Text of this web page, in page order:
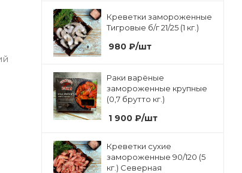
Креветки замороженные
Тигровые б/г 21/25 (1 кг.)
980 ₽/шт
Раки варёные
замороженные крупные
(0,7 брутто кг.)
1 900 ₽/шт
Креветки сухие
замороженные 90/120 (5
кг.) Северная